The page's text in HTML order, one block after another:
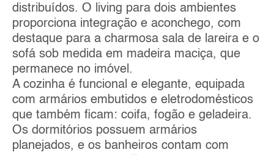
distribuídos. O living para dois ambientes
proporciona integração e aconchego, com
destaque para a charmosa sala de lareira e o
sofá sob medida em madeira maciça, que
permanece no imóvel.
A cozinha é funcional e elegante, equipada
com armários embutidos e eletrodomésticos
que também ficam: coifa, fogão e geladeira.
Os dormitórios possuem armários
planejados, e os banheiros contam com